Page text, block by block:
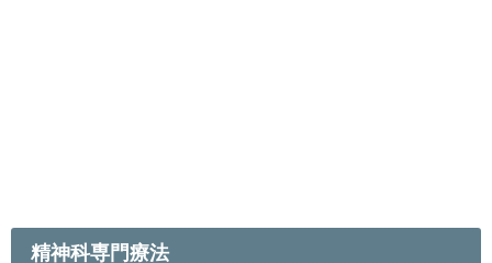
精神科専門療法